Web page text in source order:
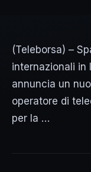
(Teleborsa) –
internazionali in
annuncia un
operatore di
per la …